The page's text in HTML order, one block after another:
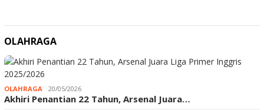
OLAHRAGA
OLAHRAGA 20/05/2026
Akhiri Penantian 22 Tahun, Arsenal Juara…